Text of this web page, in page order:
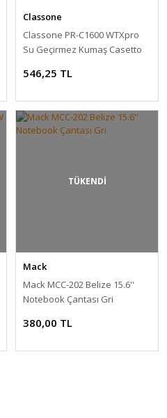
Classone
Classone PR-C1600 WTXpro
Su Geçirmez Kumaş Casetto
Çantası Siyah
546,25 TL
TÜKENDİ
Mack
Mack MCC-202 Belize 15.6''
Notebook Çantası Gri
380,00 TL